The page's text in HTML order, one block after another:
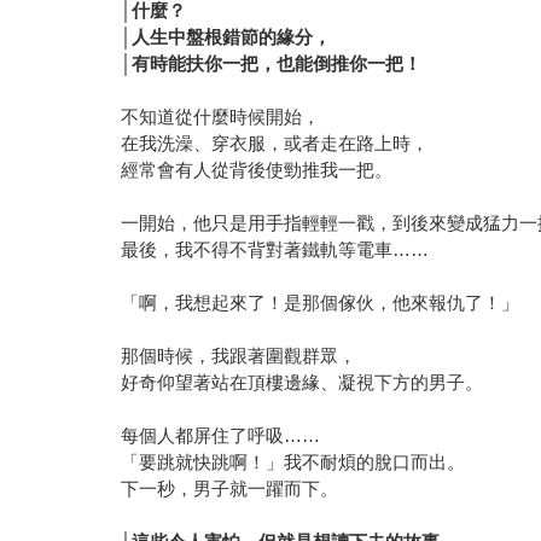
│什麼？
│人生中盤根錯節的緣分，
│有時能扶你一把，也能倒推你一把！
不知道從什麼時候開始，
在我洗澡、穿衣服，或者走在路上時，
經常會有人從背後使勁推我一把。
一開始，他只是用手指輕輕一戳，到後來變成猛力
最後，我不得不背對著鐵軌等電車……
「啊，我想起來了！是那個傢伙，他來報仇了！」
那個時候，我跟著圍觀群眾，
好奇仰望著站在頂樓邊緣、凝視下方的男子。
每個人都屏住了呼吸……
「要跳就快跳啊！」我不耐煩的脫口而出。
下一秒，男子就一躍而下。